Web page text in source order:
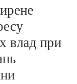
влад при